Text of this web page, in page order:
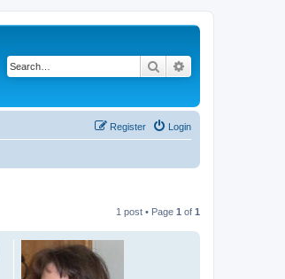
Search
Login
Register
1 post • Page 1 of 1